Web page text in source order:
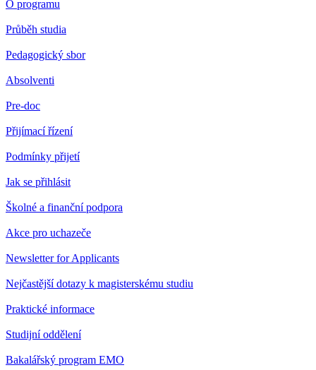
O programu
Průběh studia
Pedagogický sbor
Absolventi
Pre-doc
Přijímací řízení
Podmínky přijetí
Jak se přihlásit
Školné a finanční podpora
Akce pro uchazeče
Newsletter for Applicants
Nejčastější dotazy k magisterskému studiu
Praktické informace
Studijní oddělení
Bakalářský program EMO